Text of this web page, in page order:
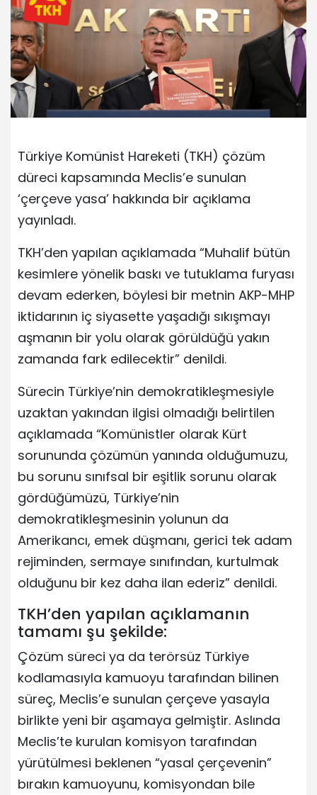
Türkiye Komünist Hareketi (TKH) çözüm
düreci kapsamında Meclis’e sunulan
‘çerçeve yasa’ hakkında bir açıklama
yayınladı.
TKH’den yapılan açıklamada “Muhalif bütün
kesimlere yönelik baskı ve tutuklama furyası
devam ederken, böylesi bir metnin AKP-MHP
iktidarının iç siyasette yaşadığı sıkışmayı
aşmanın bir yolu olarak görüldüğü yakın
zamanda fark edilecektir” denildi.
Sürecin Türkiye’nin demokratikleşmesiyle
uzaktan yakından ilgisi olmadığı belirtilen
açıklamada “Komünistler olarak Kürt
sorununda çözümün yanında olduğumuzu,
bu sorunu sınıfsal bir eşitlik sorunu olarak
gördüğümüzü, Türkiye’nin
demokratikleşmesinin yolunun da
Amerikancı, emek düşmanı, gerici tek adam
rejiminden, sermaye sınıfından, kurtulmak
olduğunu bir kez daha ilan ederiz” denildi.
TKH’den yapılan açıklamanın
tamamı şu şekilde:
Çözüm süreci ya da terörsüz Türkiye
kodlamasıyla kamuoyu tarafından bilinen
süreç, Meclis’e sunulan çerçeve yasayla
birlikte yeni bir aşamaya gelmiştir. Aslında
Meclis’te kurulan komisyon tarafından
yürütülmesi beklenen “yasal çerçevenin”
bırakın kamuoyunu, komisyondan bile